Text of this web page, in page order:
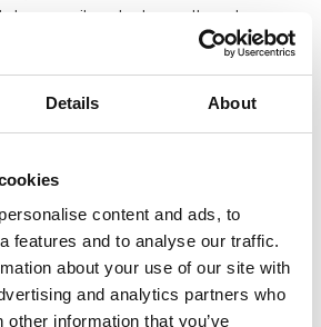
Details About
content and ads, to
features and to analyse our traffic.
about your use of our site with
and analytics partners who
information that you’ve
amerikanske havmøllepark,
Wind. 🌊👏🏻